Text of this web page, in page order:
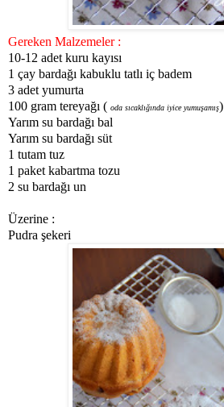
Gereken Malzemeler :
10-12 adet kuru kayısı
1 çay bardağı kabuklu tatlı iç badem
3 adet yumurta
100 gram tereyağı ( oda sıcaklığında iyice yumuşamış)
Yarım su bardağı bal
Yarım su bardağı süt
1 tutam tuz
1 paket kabartma tozu
2 su bardağı un
Üzerine :
Pudra şekeri